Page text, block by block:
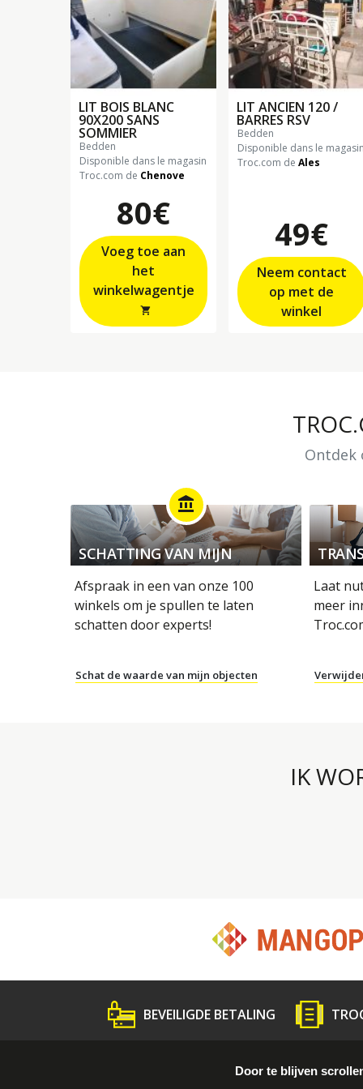
LIT BOIS BLANC
90X200 SANS
SOMMIER
bedden
Disponible dans le magasin
Troc.com de Chenove
80€
Voeg toe aan
het
shopping_cart
LIT ANCIEN 120 /
BARRES RSV
bedden
Disponible dans le
Troc.com de Ales
49€
Neem contact
op met de
winkel
Ontdek
account_balance
SCHATTING VAN MIJN
OBJECTEN
Afspraak in een van onze 100
winkels om je spullen te laten
schatten door experts!
Schat de waarde van mijn objecten
Laat
meer
IK
BEVEILIGDE BETALING
Door te blijven